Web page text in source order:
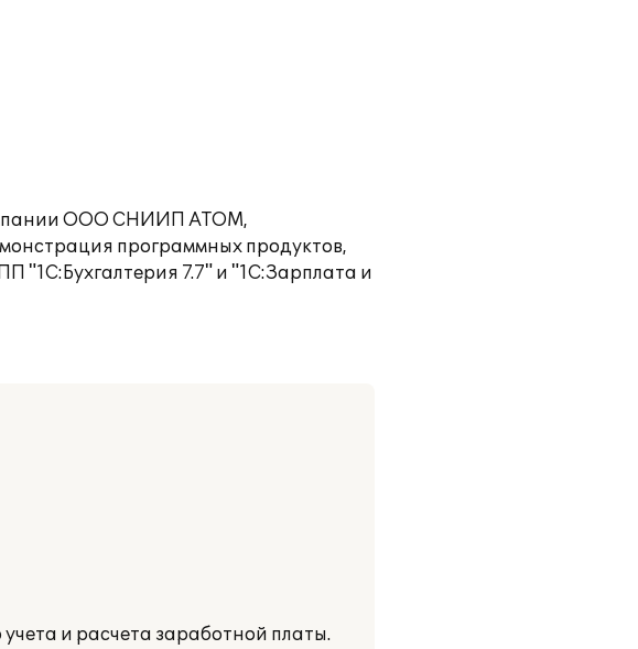
ООО СНИИП АТОМ,
программных продуктов,
"1С:Бухгалтерия 7.7" и "1С:Зарплата и
и расчета заработной платы.